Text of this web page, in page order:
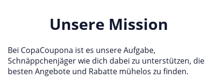
Unsere Mission
Bei CopaCoupona ist es unsere Aufgabe,
Schnäppchenjäger wie dich dabei zu unterstützen, die
besten Angebote und Rabatte mühelos zu finden.